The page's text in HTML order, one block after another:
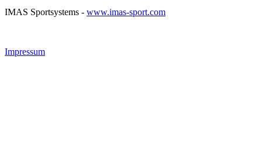
Previous race Back to Regatta-Overview